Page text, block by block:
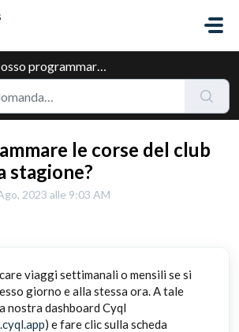
programmare le corse del club per un'intera sta...
le corse del club
stagione?
2023 alle 9:03 AM
viaggi settimanali o mensili se si
giorno e alla stessa ora. A tale
nostra dashboard Cyql
) e fare clic sulla scheda